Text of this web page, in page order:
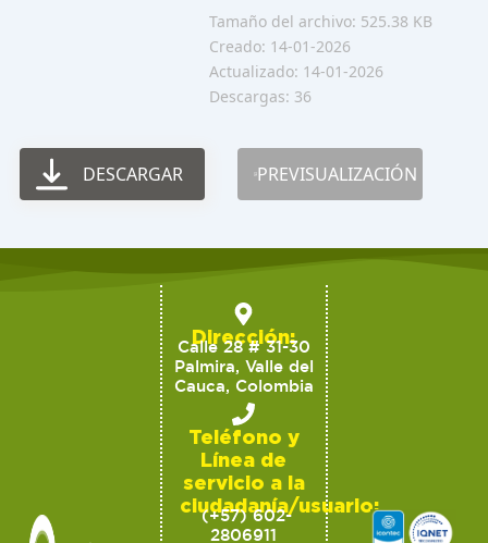
Tamaño del archivo: 525.38 KB
Creado: 14-01-2026
Actualizado: 14-01-2026
Descargas: 36
DESCARGAR PREVISUALIZACIÓN
Dirección:
Calle 28 # 31-30
Palmira, Valle del
Cauca, Colombia
Teléfono y
Línea de
servicio a la
ciudadanía/usuario:
(+57) 602-
2806911